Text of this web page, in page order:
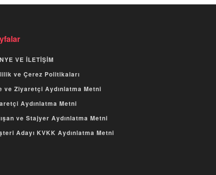
VE İLETİŞİM
ve Çerez Politikaları
ve Ziyaretçi Aydınlatma Metni
Aydınlatma Metni
ve Stajyer Aydınlatma Metni
Adayı KVKK Aydınlatma Metni